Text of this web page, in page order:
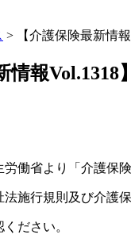
> 【介護保険最新情
情報
労働省より「介護保
施行規則及び介護
ださい。